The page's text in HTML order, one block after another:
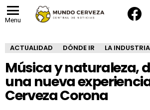
Menu
ACTUALIDAD DÓNDE IR LA INDUSTRIA
Música y naturaleza,
una nueva
Cerveza Corona